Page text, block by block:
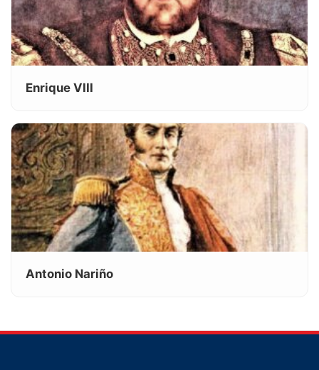
Enrique VIII
Antonio Nariño